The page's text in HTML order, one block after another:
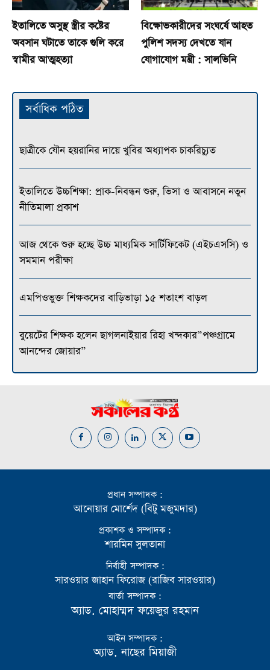
ইতালিতে অসুস্থ স্ত্রীর কষ্টের
অবসান ঘটাতে তাকে গুলি করে
স্বামীর আত্মহত্যা
বিক্ষোভকারীদের সংঘর্ষে আহত
পুলিশ সদস্য দেখতে যান
যোগাযোগ মন্ত্রী : সালভিনি
সর্বাধিক পঠিত
ছাত্রীকে যৌন হয়রানির দায়ে খুবির অধ্যাপক চাকরিচ্যুত
ইতালিতে উচ্চশিক্ষা: প্রাক-নিবন্ধন শুরু, ভিসা ও আবাসনে নতুন
নীতিমালা প্রকাশ
আজ থেকে শুরু হচ্ছে উচ্চ মাধ্যমিক সার্টিফিকেট (এইচএসসি) ও
সমমান পরীক্ষা
এমপিওভুক্ত শিক্ষকদের বাড়িভাড়া ১৫ শতাংশ বাড়ল
বুয়েটের শিক্ষক হলেন ছাগলনাইয়ার রিহা খন্দকার”পঞ্চগ্রামে
আনন্দের জোয়ার”
প্রধান সম্পাদক :
আনোয়ার মোর্শেদ (বিটু মজুমদার)
প্রকাশক ও সম্পাদক :
শারমিন সুলতানা
নির্বাহী সম্পাদক :
সারওয়ার জাহান ফিরোজ (রাজিব সারওয়ার)
বার্তা সম্পাদক :
অ্যাড. মোহাম্মদ ফয়েজুর রহমান
আইন সম্পাদক :
অ্যাড. নাছের মিয়াজী